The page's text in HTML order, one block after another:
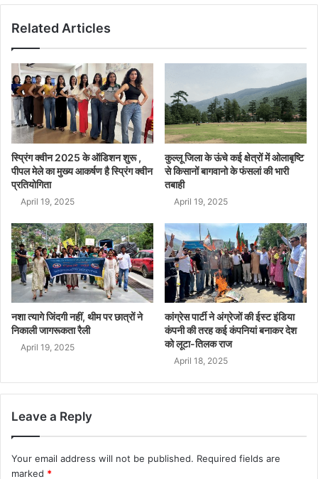
Related Articles
स्प्रिंग क्वीन 2025 के ऑडिशन शुरू ,
पीपल मेले का मुख्य आकर्षण है स्प्रिंग क्वीन
प्रतियोगिता
April 19, 2025
कुल्लू जिला के ऊंचे कई क्षेत्रों में ओलाबृष्टि
से किसानों बागवानो के फंसलां की भारी
तबाही
April 19, 2025
नशा त्यागे जिंदगी नहीं, थीम पर छात्रों ने
निकाली जागरूकता रैली
April 19, 2025
कांग्रेस पार्टी ने अंग्रेजों की ईस्ट इंडिया
कंपनी की तरह कई कंपनियां बनाकर देश
को लूटा-तिलक राज
April 18, 2025
Leave a Reply
Your email address will not be published. Required fields are
marked *